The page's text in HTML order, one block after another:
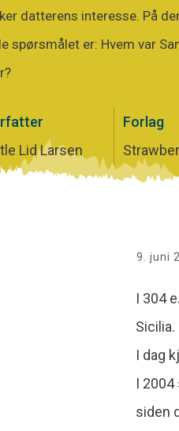
datterens interesse. På
spørsmålet er: Hvem var
Lid Larsen
Forlag
9. juni
I 304
I dag
I
siden